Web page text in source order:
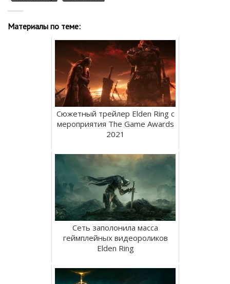
Материалы по теме:
Сюжетный трейлер Elden Ring с
мероприятия The Game Awards
2021
Сеть заполонила масса
геймплейных видеороликов
Elden Ring